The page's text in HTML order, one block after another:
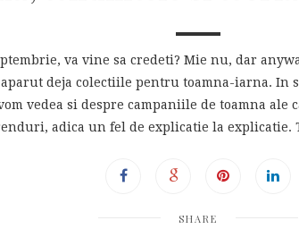
va vine sa credeti? Mie nu, dar
deja colectiile pentru toamna-iarna. In
vedea si despre campaniile de toamna
adica un fel de explicatie la explicatie.
SHARE